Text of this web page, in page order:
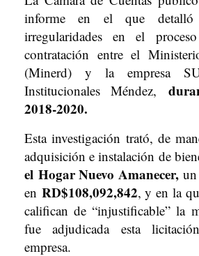
2022
informe en el que
irregularidades en el
contratación entre el
(Minerd) y la empresa
Institucionales Méndez,
2018-2020.
Esta investigación trató, de
adquisición e instalación de
el Hogar Nuevo Amanecer,un
en RD$108,092,842, y en la
califican de “injustificable” la
fue adjudicada esta
empresa.